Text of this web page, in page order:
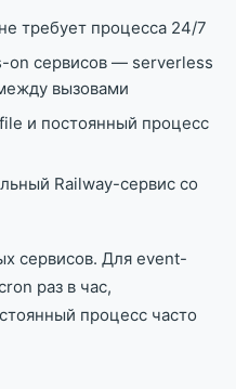
требует процесса 24/7
on сервисов — serverless
вызовами
и постоянный процесс
Railway-сервис со
сервисов. Для event-
раз в час,
процесс часто